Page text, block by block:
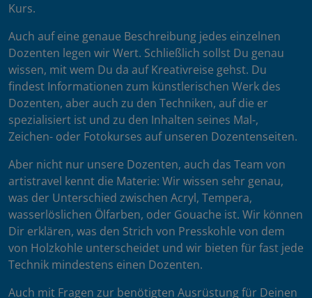
Kurs.
Auch auf eine genaue Beschreibung jedes einzelnen
Dozenten legen wir Wert. Schließlich sollst Du genau
wissen, mit wem Du da auf Kreativreise gehst. Du
findest Informationen zum künstlerischen Werk des
Dozenten, aber auch zu den Techniken, auf die er
spezialisiert ist und zu den Inhalten seines Mal-,
Zeichen- oder Fotokurses auf unseren Dozentenseiten.
Aber nicht nur unsere Dozenten, auch das Team von
artistravel kennt die Materie: Wir wissen sehr genau,
was der Unterschied zwischen Acryl, Tempera,
wasserlöslichen Ölfarben, oder Gouache ist. Wir können
Dir erklären, was den Strich von Presskohle von dem
von Holzkohle unterscheidet und wir bieten für fast jede
Technik mindestens einen Dozenten.
Auch mit Fragen zur benötigten Ausrüstung für Deinen